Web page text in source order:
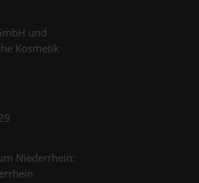
und
Kosmetik
Niederrhein: